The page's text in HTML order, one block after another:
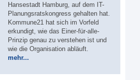
Hansestadt Hamburg, auf dem IT-
Planungsratskongress gehalten hat.
Kommune21 hat sich im Vorfeld
erkundigt, wie das Einer-für-alle-
Prinzip genau zu verstehen ist und
wie die Organisation abläuft.
mehr...